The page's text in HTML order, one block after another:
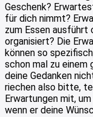
Geschenk?
für dich nimmt?
zum Essen ausführt
organisiert? Die
können so
schon mal zu einem
deine Gedanken
riechen also bitte,
Erwartungen mit,
wenn er deine